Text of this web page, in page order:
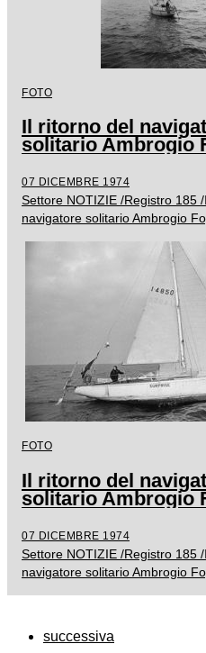
FOTO
Il ritorno del
solitario Ambrogio
07 DICEMBRE 1974
Settore NOTIZIE /Registro 185
navigatore solitario Ambrogio
FOTO
Il ritorno del
solitario Ambrogio
07 DICEMBRE 1974
Settore NOTIZIE /Registro 185
navigatore solitario Ambrogio
successiva